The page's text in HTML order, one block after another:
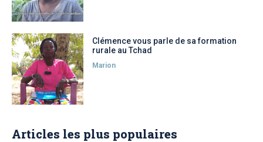
Clémence vous parle de sa formation
rurale au Tchad
Marion
Articles les plus populaires